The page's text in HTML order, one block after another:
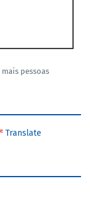
pessoas
Translate